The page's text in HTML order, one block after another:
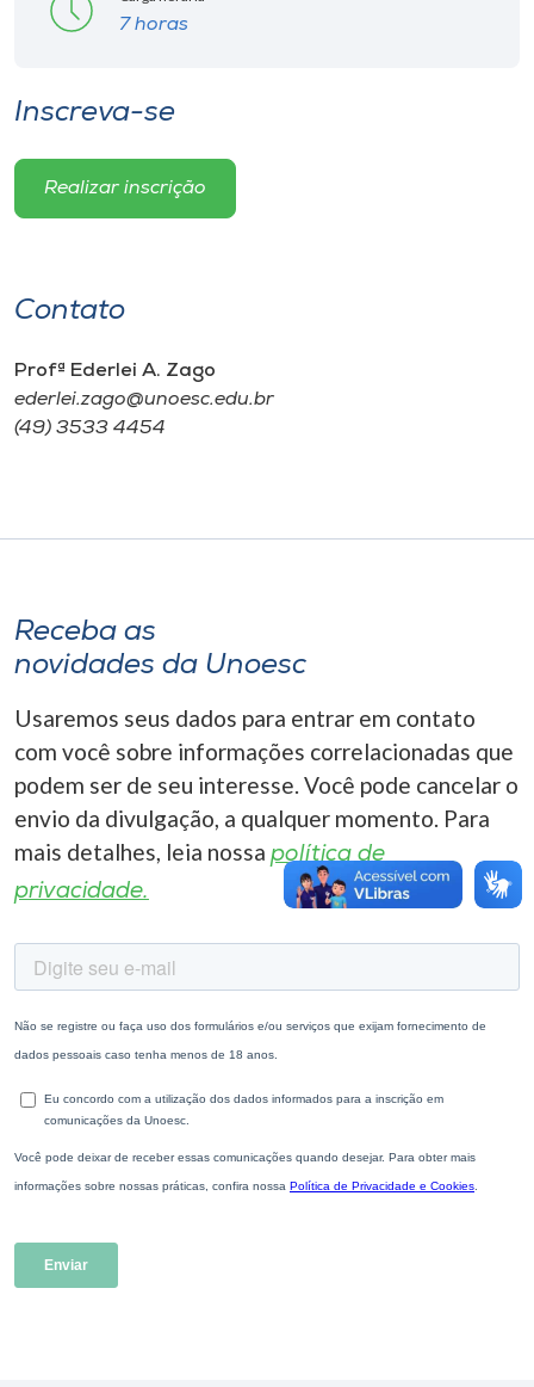
7 horas
Inscreva-se
Realizar inscrição
Contato
Profª Ederlei A. Zago
ederlei.zago@unoesc.edu.br
(49) 3533 4454
Receba as
novidades da Unoesc
Usaremos seus dados para entrar em contato
com você sobre informações correlacionadas que
podem ser de seu interesse. Você pode cancelar o
envio da divulgação, a qualquer momento. Para
mais detalhes, leia nossa política de
privacidade.